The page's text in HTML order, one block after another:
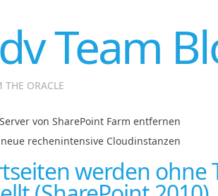
Team
ORACLE
von SharePoint Farm entfernen
rechenintensive Cloudinstanzen
werden ohne